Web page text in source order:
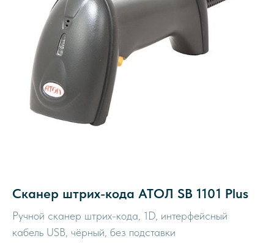
Сканер штрих-кода АТОЛ SB 1101 Plus
Ручной сканер штрих-кода, 1D, интерфейсный
кабель USB, чёрный, без подставки